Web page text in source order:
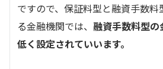
ですので、保証料型と融資手数料
る金融機関では、 融資手数料型の
低く設定されていいます。